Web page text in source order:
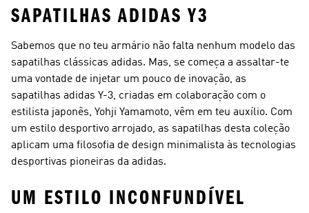
SAPATILHAS ADIDAS Y3
Sabemos que no teu armário não falta nenhum modelo das
sapatilhas clássicas adidas. Mas, se começa a assaltar-te
uma vontade de injetar um pouco de inovação, as
sapatilhas adidas Y-3, criadas em colaboração com o
estilista japonês, Yohji Yamamoto, vêm em teu auxílio. Com
um estilo desportivo arrojado, as sapatilhas desta coleção
aplicam uma filosofia de design minimalista às tecnologias
desportivas pioneiras da adidas.
UM ESTILO INCONFUNDÍVEL